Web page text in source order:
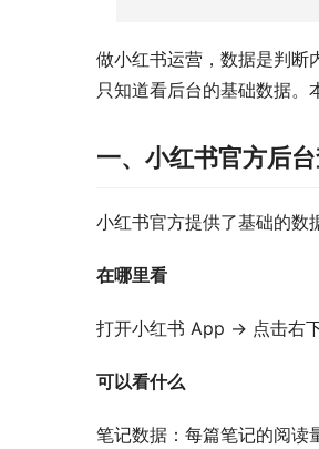
做小红书运营，数据是判断
只知道看后台的基础数据。
一、小红书官方后
小红书官方提供了基础的数
在哪里看
打开小红书 App → 点击右
可以看什么
笔记数据：每篇笔记的阅读